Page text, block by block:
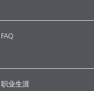
FAQ
职业生涯